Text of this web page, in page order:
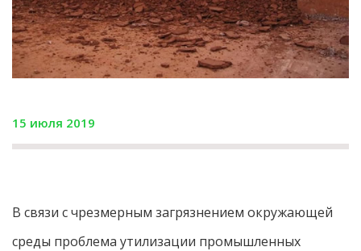
15 июля 2019
В связи с чрезмерным загрязнением окружающей
среды проблема утилизации промышленных